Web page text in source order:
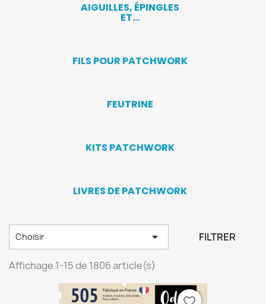
AIGUILLES, ÉPINGLES
ET...
FILS POUR PATCHWORK
FEUTRINE
KITS PATCHWORK
LIVRES DE PATCHWORK
Choisir  FILTRER
Affichage 1-15 de 1806 article(s)